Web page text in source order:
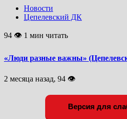
Новости
Цепелевский ДК
94 👁 1 мин читать
«Люди разные важны»
2 месяца назад, 94 👁
Версия для